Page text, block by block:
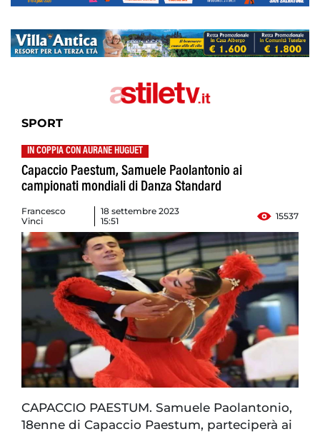
SPORT
IN COPPIA CON AURANE HUGUET
Capaccio Paestum, Samuele Paolantonio ai
campionati mondiali di Danza Standard
Francesco
Vinci
18 settembre 2023
15:51
15537
CAPACCIO PAESTUM. Samuele Paolantonio,
18enne di Capaccio Paestum, parteciperà ai